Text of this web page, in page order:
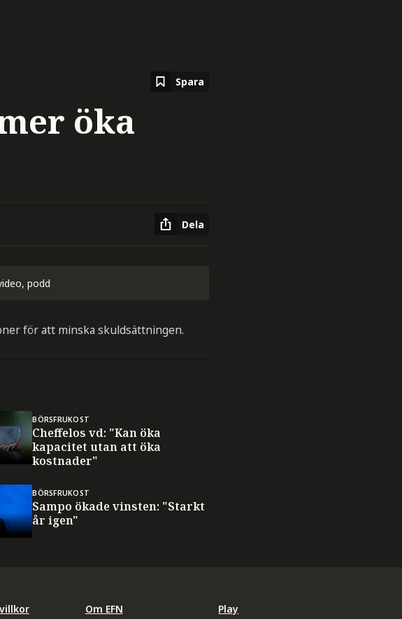
Spara
öka
Dela
podd
för att minska skuldsättningen.
BÖRSFRUKOST
Cheffelos vd: "Kan öka
kapacitet utan att öka
kostnader"
BÖRSFRUKOST
Sampo ökade vinsten: "Starkt
år igen"
Om EFN
Play